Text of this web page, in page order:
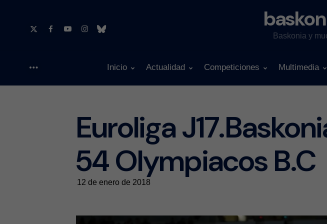
Baskonia y
Inicio Actualidad Competiciones Multimedia
Euroliga
54 Olympiacos B.C
12 de enero de 2018